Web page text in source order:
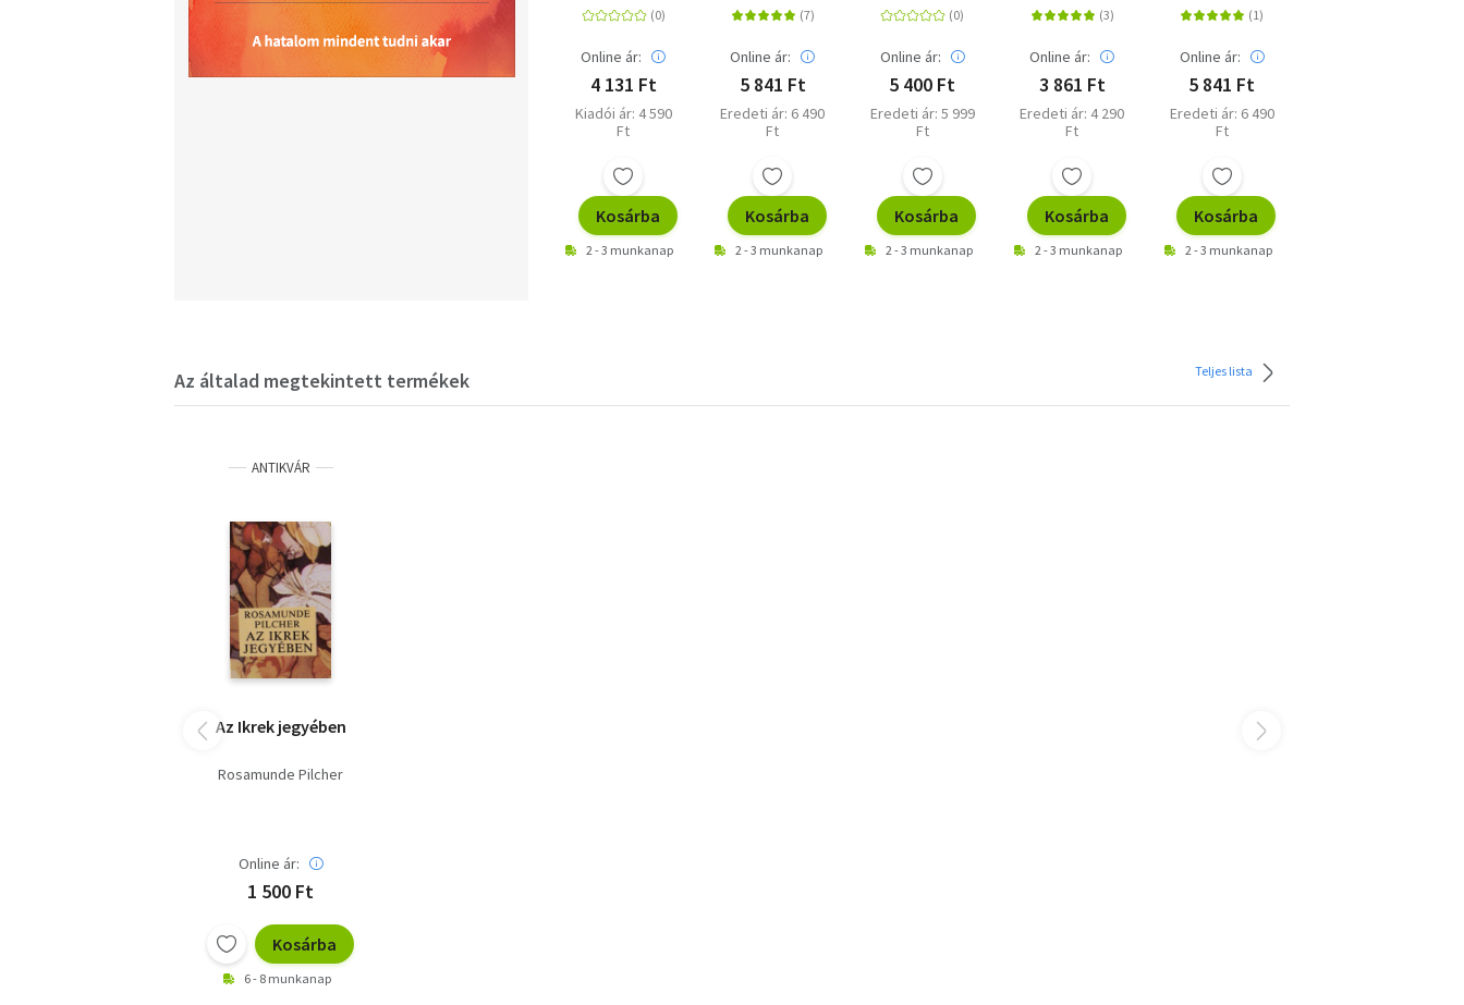
Online ár:
4 131 Ft
Kiadói ár: 4 590
Ft
Kosárba
2 - 3 munkanap
Online ár:
5 841 Ft
Eredeti ár: 6 490
Ft
Kosárba
2 - 3 munkanap
Online ár:
5 400 Ft
Eredeti ár: 5 999
Ft
Kosárba
2 - 3 munkanap
Online ár:
3 861 Ft
Eredeti ár: 4 290
Ft
Kosárba
2 - 3 munkanap
Online ár:
5 841 Ft
Eredeti ár: 6 490
Ft
Kosárba
2 - 3 munkanap
Az általad megtekintett termékek Teljes lista
ANTIKVÁR
Az Ikrek jegyében
Rosamunde Pilcher
Online ár:
1 500 Ft
Kosárba
6 - 8 munkanap